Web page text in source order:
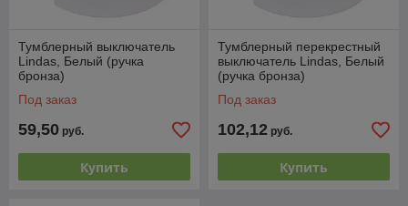
Тумблерный выключатель
Lindas, Белый (ручка
бронза)
Под заказ
59,50 руб.
Купить
Тумблерный перекрестный
выключатель Lindas, Белый
(ручка бронза)
Под заказ
102,12 руб.
Купить